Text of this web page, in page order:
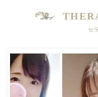
セ